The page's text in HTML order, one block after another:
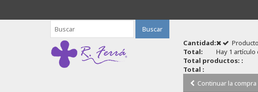
Buscar
Cantidad:
Total:
Hay 1 artículo
Total productos: :
Total :
Continuar la compra